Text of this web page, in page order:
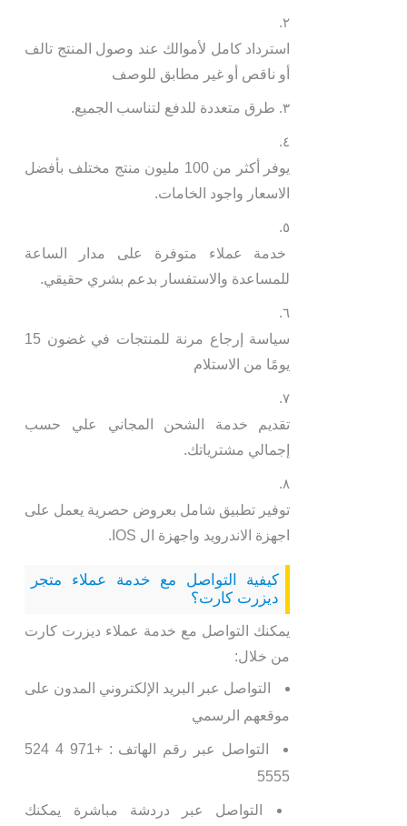
استرداد كامل لأموالك عند وصول المنتج تالف
أو ناقص أو غير مطابق للوصف
طرق متعددة للدفع لتناسب الجميع.
يوفر أكثر من 100 مليون منتج مختلف بأفضل
الاسعار واجود الخامات.
خدمة عملاء متوفرة على مدار الساعة
للمساعدة والاستفسار بدعم بشري حقيقي.
سياسة إرجاع مرنة للمنتجات في غضون 15
يومًا من الاستلام
تقديم خدمة الشحن المجاني علي حسب
إجمالي مشترياتك.
توفير تطبيق شامل بعروض حصرية يعمل على
اجهزة الاندرويد واجهزة ال IOS.
كيفية التواصل مع خدمة عملاء متجر
ديزرت كارت؟
يمكنك التواصل مع خدمة عملاء ديزرت كارت
من خلال:
التواصل عبر البريد الإلكتروني المدون على
موقعهم الرسمي
التواصل عبر رقم الهاتف : +971 4 524
5555
التواصل عبر دردشة مباشرة يمكنك